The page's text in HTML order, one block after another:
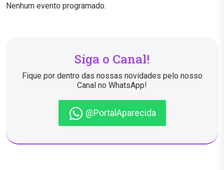
Nenhum evento programado.
Siga o Canal!
Fique por dentro das nossas novidades pelo nosso
Canal no WhatsApp!
@PortalAparecida